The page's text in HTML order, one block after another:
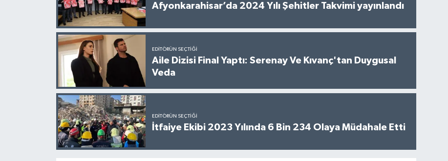
Afyonkarahisar’da 2024 Yılı Şehitler Takvimi yayınlandı
EDITÖRÜN SEÇTIĞI
Aile Dizisi Final Yaptı: Serenay Ve Kıvanç'tan Duygusal
Veda
EDITÖRÜN SEÇTIĞI
İtfaiye Ekibi 2023 Yılında 6 Bin 234 Olaya Müdahale Etti